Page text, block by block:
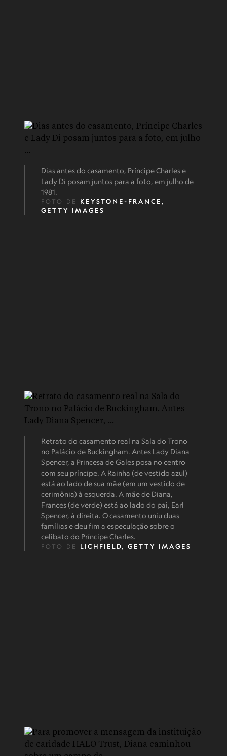
Dias antes do casamento, Príncipe Charles e
Lady Di posam juntos para a foto, em julho de
1981.
FOTO DE KEYSTONE-FRANCE,
GETTY IMAGES
Retrato do casamento real na Sala do Trono
no Palácio de Buckingham. Antes Lady Diana
Spencer, a Princesa de Gales posa no centro
com seu príncipe. A Rainha (de vestido azul)
está ao lado de sua mãe (em um vestido de
cerimônia) à esquerda. A mãe de Diana,
Frances (de verde) está ao lado do pai, Earl
Spencer, à direita. O casamento uniu duas
famílias e deu fim a especulação sobre o
celibato do Príncipe Charles.
FOTO DE LICHFIELD, GETTY IMAGES